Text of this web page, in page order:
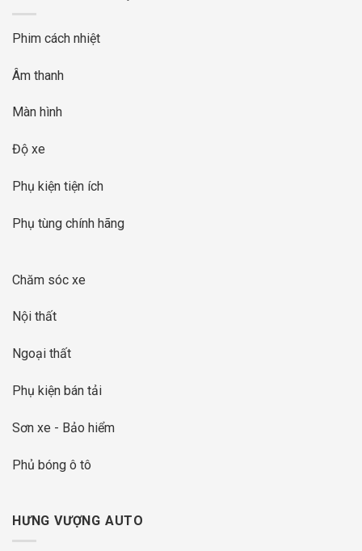
Phim cách nhiệt
Âm thanh
Màn hình
Độ xe
Phụ kiện tiện ích
Phụ tùng chính hãng
Chăm sóc xe
Nội thất
Ngoại thất
Phụ kiện bán tải
Sơn xe - Bảo hiểm
Phủ bóng ô tô
HƯNG VƯỢNG AUTO